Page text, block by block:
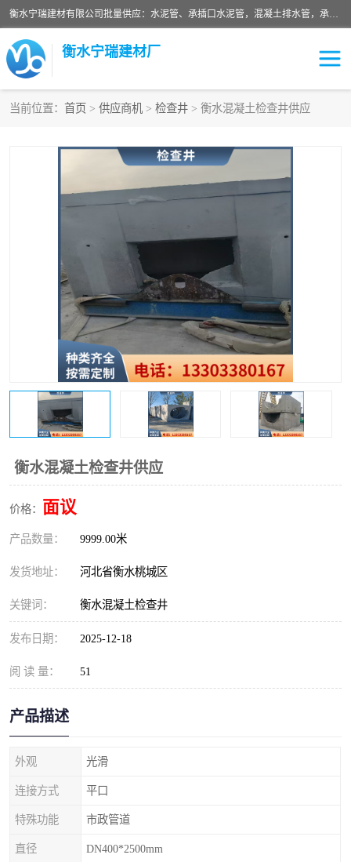
衡水宁瑞建材有限公司批量供应：水泥管、承插口水泥管，混凝土排水管，承插口水泥管，企口水泥管，钢承口水泥管，顶管，平口水泥管，水泥检查井，混凝土检查井，预制混凝土检查井，矩形检查井，圆形检查井等产品。
衡水宁瑞建材厂
当前位置： 首页 > 供应商机 > 检查井 > 衡水混凝土检查井供应
衡水混凝土检查井供应
价格： 面议
产品数量： 9999.00米
发货地址： 河北省衡水桃城区
关键词： 衡水混凝土检查井
发布日期： 2025-12-18
阅 读 量： 51
产品描述
外观 光滑
连接方式 平口
特殊功能 市政管道
直径 DN400*2500mm
混凝土检查井 预制混凝土检查井
企口水泥管 钢承口水泥管